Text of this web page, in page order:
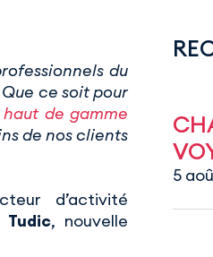
du
ce soit pour
de gamme
de nos clients
d’activité
, nouvelle
5